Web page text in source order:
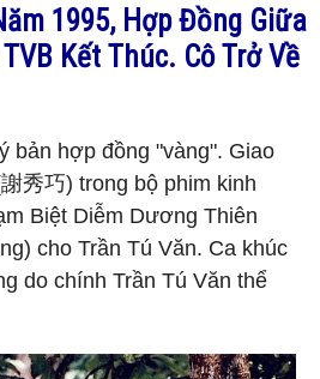
1995, Hợp Đồng Giữa
Kết Thúc. Cô Trở Về
bản hợp đồng "vàng". Giao
秀巧) trong bộ phim kinh
Biệt Diễm Dương Thiên
cho Trần Tú Văn. Ca khúc
do chính Trần Tú Văn thể